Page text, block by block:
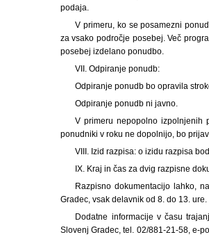
podaja.
V primeru, ko se posamezni
za vsako področje posebej. Več
posebej izdelano ponudbo.
VII. Odpiranje ponudb:
Odpiranje ponudb bo opravila
Odpiranje ponudb ni javno.
V primeru nepopolno
ponudniki v roku ne dopolnijo, bo
VIII. Izid razpisa: o izidu razpisa
IX. Kraj in čas za dvig razpisne
Razpisno dokumentacijo lahko,
Gradec, vsak delavnik od 8. do 13. ure.
Dodatne informacije v času
Slovenj Gradec, tel. 02/881-21-58, e-